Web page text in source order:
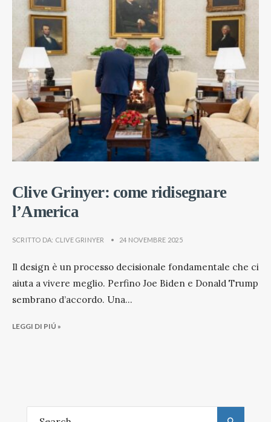
Clive Grinyer: come ridisegnare
l’America
SCRITTO DA: CLIVE GRINYER • 24 NOVEMBRE 2025
Il design è un processo decisionale fondamentale che ci
aiuta a vivere meglio. Perfino Joe Biden e Donald Trump
sembrano d’accordo. Una...
LEGGI DI PIÚ »